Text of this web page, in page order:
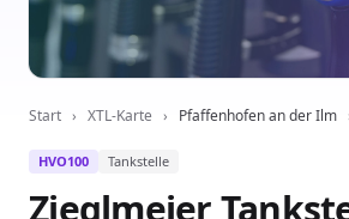
Start › XTL-Karte › Pfaffenhofen an der Ilm
HVO100 Tankstelle
Zieglmeier